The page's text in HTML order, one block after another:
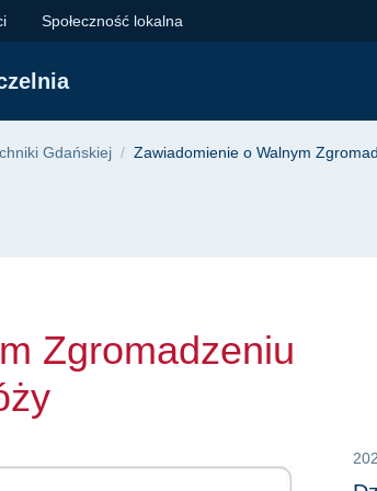
Społeczność lokalna
Gdańskiej Zawiadomienie o Walnym
Zgromadzeniu